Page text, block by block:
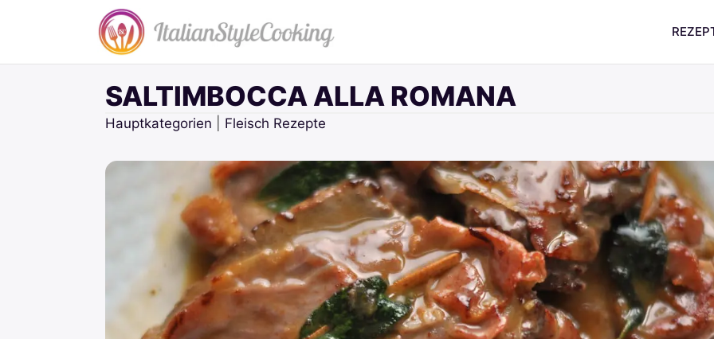
SALTIMBOCCA ALLA ROMANA
Hauptkategorien Fleisch Rezepte